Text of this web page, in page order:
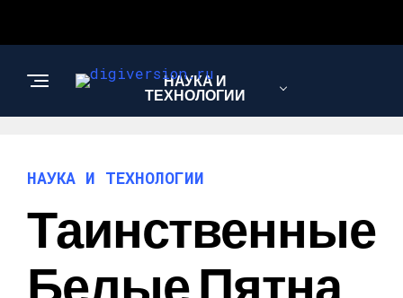
НАУКА И
ТЕХНОЛОГИИ
НАУКА И ТЕХНОЛОГИИ
Таинственные
Белые Пятна